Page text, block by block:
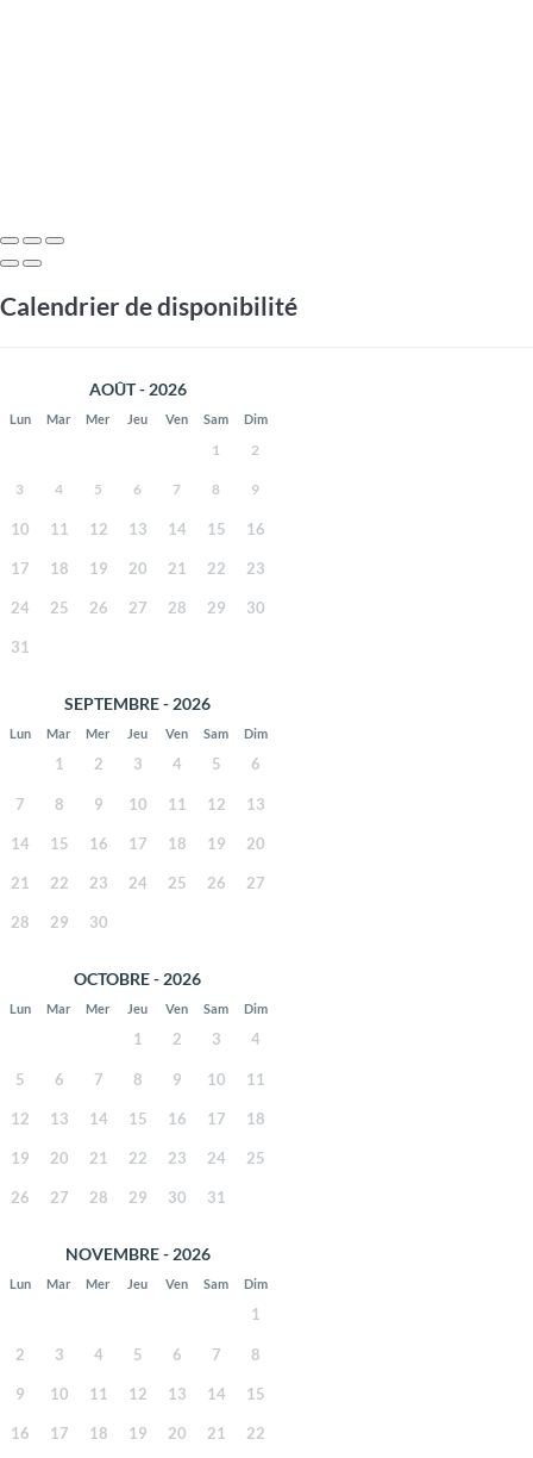
Calendrier de disponibilité
AOÛT - 2026
Lun Mar Mer Jeu Ven Sam Dim
1 2
3 4 5 6 7 8 9
10 11 12 13 14 15 16
17 18 19 20 21 22 23
24 25 26 27 28 29 30
31
SEPTEMBRE - 2026
Lun Mar Mer Jeu Ven Sam Dim
1 2 3 4 5 6
7 8 9 10 11 12 13
14 15 16 17 18 19 20
21 22 23 24 25 26 27
28 29 30
OCTOBRE - 2026
Lun Mar Mer Jeu Ven Sam Dim
1 2 3 4
5 6 7 8 9 10 11
12 13 14 15 16 17 18
19 20 21 22 23 24 25
26 27 28 29 30 31
NOVEMBRE - 2026
Lun Mar Mer Jeu Ven Sam Dim
1
2 3 4 5 6 7 8
9 10 11 12 13 14 15
16 17 18 19 20 21 22